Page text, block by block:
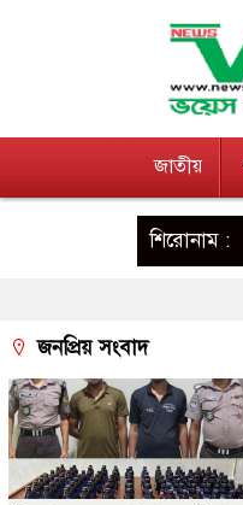
জাতীয়
শিরোনাম :
জনপ্রিয় সংবাদ